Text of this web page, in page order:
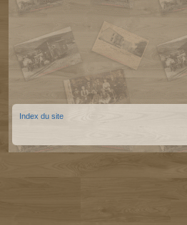
Index du site